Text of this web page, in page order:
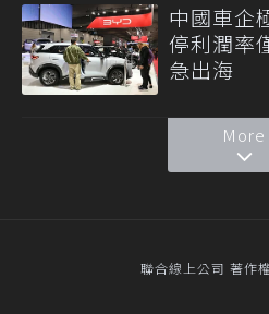
中國車企
停利潤率
急出海
More
聯合線上公司 著作